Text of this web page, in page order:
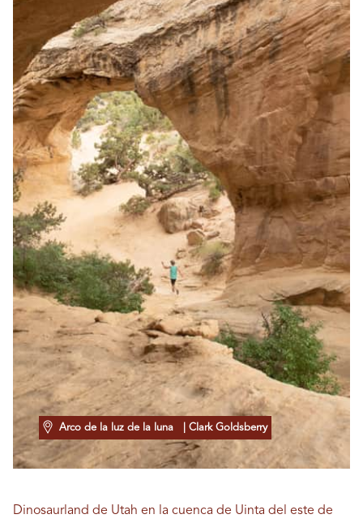
Arco de la luz de la luna | Clark Goldsberry
Dinosaurland de Utah en la cuenca de Uinta del este de